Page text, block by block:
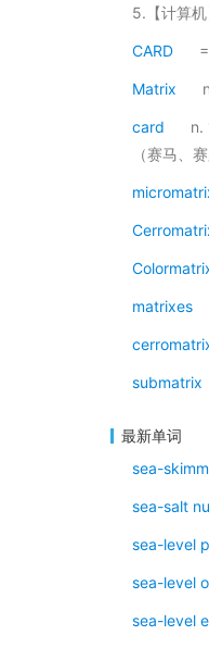
5.【计算
CARD
Matrix
card
n.
（赛马、
matrixes
submatrix
最新单词
sea-
sea-salt
sea-level
sea-level
sea-level